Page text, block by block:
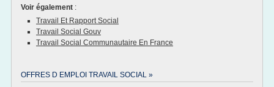
Voir également :
Travail Et Rapport Social
Travail Social Gouv
Travail Social Communautaire En France
OFFRES D EMPLOI TRAVAIL SOCIAL »